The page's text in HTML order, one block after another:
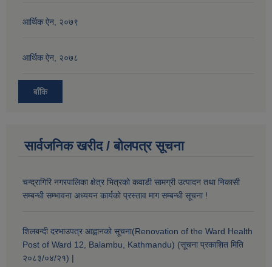
आर्थिक ऐन, २०७९
आर्थिक ऐन, २०७८
बाँकि
सार्वजनिक खरीद / बोलपत्र सूचना
चन्द्रागिरि नगरपालिका क्षेत्र भित्रको कवाडी सामग्री उत्पादन तथा निकासी
सम्बन्धी सम्भावना अध्ययन कार्यको प्रस्ताव माग सम्बन्धी सूचना !
शिलबन्दी दरभाउपत्र आह्वानको सूचना(Renovation of the Ward Health
Post of Ward 12, Balambu, Kathmandu) (सूचना प्रकाशित मिति
२०८३/०४/२१) |